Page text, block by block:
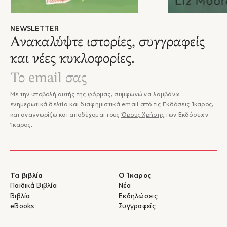
– Σκεπτικό Βράβευσης Κρατικού Βραβείου Μυθιστορήματος Κύπρου
2025
NEWSLETTER
Ανακαλύψτε ιστορίες, συγγραφείς
και νέες κυκλοφορίες.
Με την υποβολή αυτής της φόρμας, συμφωνώ να λαμβάνω
ενημερωτικά δελτία και διαφημιστικά email από τις Εκδόσεις Ίκαρος,
και αναγνωρίζω και αποδέχομαι τους Όρους Χρήσης των Εκδόσεων
Ίκαρος.
Τα βιβλία
Παιδικά Βιβλία
Βιβλία
eBooks
Ο Ίκαρος
Νέα
Εκδηλώσεις
Συγγραφείς